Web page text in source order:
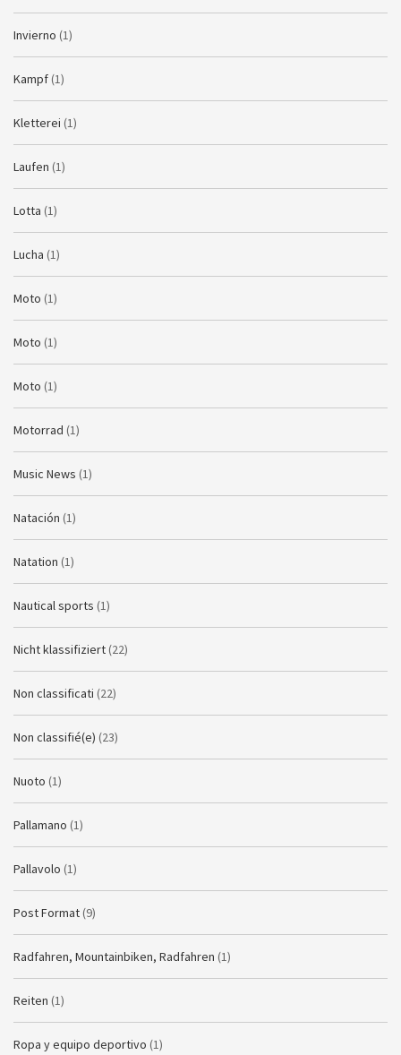
Invierno (1)
Kampf (1)
Kletterei (1)
Laufen (1)
Lotta (1)
Lucha (1)
Moto (1)
Moto (1)
Moto (1)
Motorrad (1)
Music News (1)
Natación (1)
Natation (1)
Nautical sports (1)
Nicht klassifiziert (22)
Non classificati (22)
Non classifié(e) (23)
Nuoto (1)
Pallamano (1)
Pallavolo (1)
Post Format (9)
Radfahren, Mountainbiken, Radfahren (1)
Reiten (1)
Ropa y equipo deportivo (1)